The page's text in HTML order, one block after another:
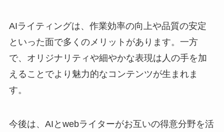
AIライティングは、作業効率の向上や品質の安定
といった面で多くのメリットがあります。一方
で、オリジナリティや細やかな表現は人の手を加
えることでより魅力的なコンテンツが生まれま
す。
今後は、AIとwebライターがお互いの得意分野を活